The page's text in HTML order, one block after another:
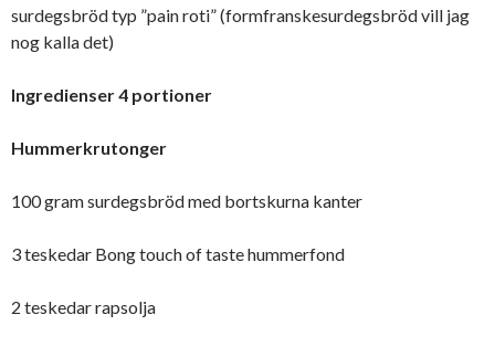
surdegsbröd typ ”pain roti” (formfranskesurdegsbröd vill jag
nog kalla det)
Ingredienser 4 portioner
Hummerkrutonger
100 gram surdegsbröd med bortskurna kanter
3 teskedar Bong touch of taste hummerfond
2 teskedar rapsolja